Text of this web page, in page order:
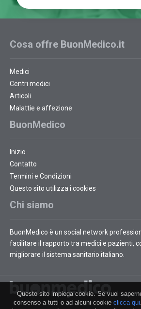
Cosa offre BuonMedico.it
Medici
Centri medici
Articoli
Malattie e affezione
BuonMedico
Inizio
Contatto
Termini e Condizioni
Questo sito utilizza i cookies
Chi siamo
BuonMedico è un social network
facilitare il rapporto tra medici e pazienti,
migliorare il sistema sanitario italiano.
Questo sito impiega cookie. Se vuoi
consenso a tutti o ad alcuni cookie clicca qui